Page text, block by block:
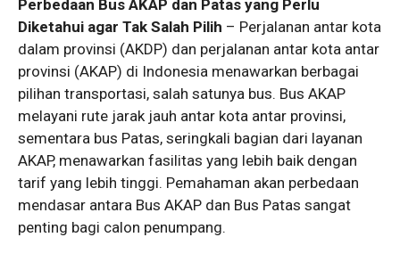
Perbedaan Bus AKAP dan Patas yang Perlu
Diketahui agar Tak Salah Pilih – Perjalanan antar kota
dalam provinsi (AKDP) dan perjalanan antar kota antar
provinsi (AKAP) di Indonesia menawarkan berbagai
pilihan transportasi, salah satunya bus. Bus AKAP
melayani rute jarak jauh antar kota antar provinsi,
sementara bus Patas, seringkali bagian dari layanan
AKAP, menawarkan fasilitas yang lebih baik dengan
tarif yang lebih tinggi. Pemahaman akan perbedaan
mendasar antara Bus AKAP dan Bus Patas sangat
penting bagi calon penumpang.